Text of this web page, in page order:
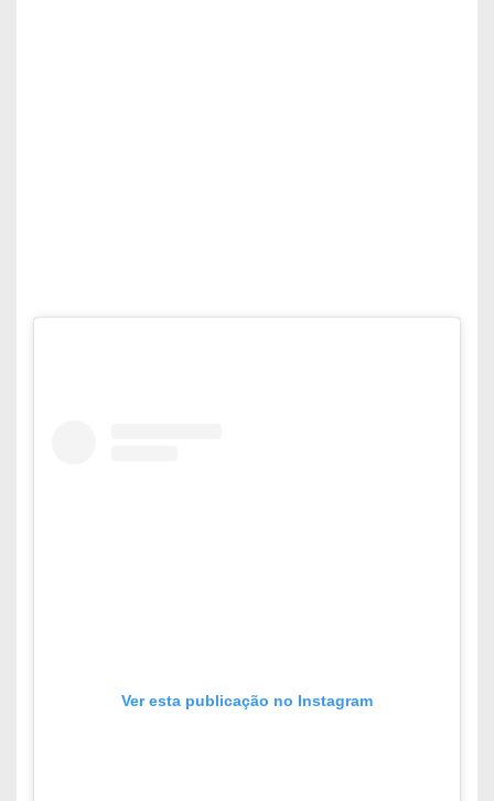
Ver esta publicação no Instagram